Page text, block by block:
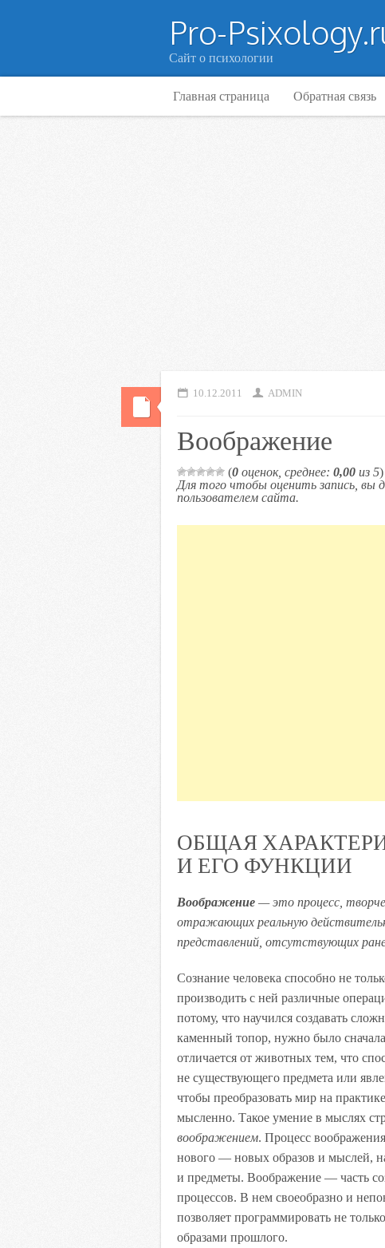
Pro-
Сайт о психологии
Главная страница Обратная связь
10.12.2011 ADMIN
Воображение
(0 оценок, среднее: 0,00 из 5)
Для того чтобы оценить запись,
пользователем сайта.
ОБЩАЯ
И ЕГО ФУНКЦИИ
Воображение — это процесс,
отражающих реальную
представлений, отсутствующих
Сознание человека способно не
производить с ней различные
потому, что научился создавать
каменный топор, нужно было
отличается от животных тем, что
не существующего предмета или
чтобы преобразовать мир на
мысленно. Такое умение в мыслях
воображением. Процесс
нового — новых образов и мыслей,
и предметы. Воображение — часть
процессов. В нем своеобразно и
позволяет программировать не
образами прошлого.